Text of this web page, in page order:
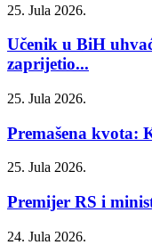
25. Jula 2026.
Učenik u BiH
zaprijetio...
25. Jula 2026.
Premašena kvota:
25. Jula 2026.
Premijer RS i
24. Jula 2026.